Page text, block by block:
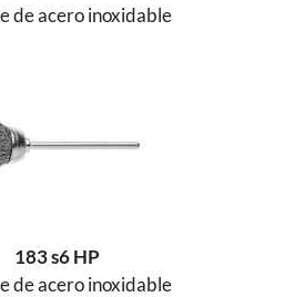
de acero inoxidable
183 s6 HP
de acero inoxidable